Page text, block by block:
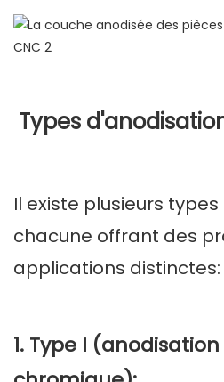
Types
Il existe plusieurs
chacune offrant des
applications distinctes:
1. Type I